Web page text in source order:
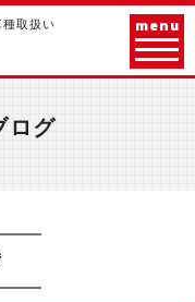
種取扱い menu
ログ